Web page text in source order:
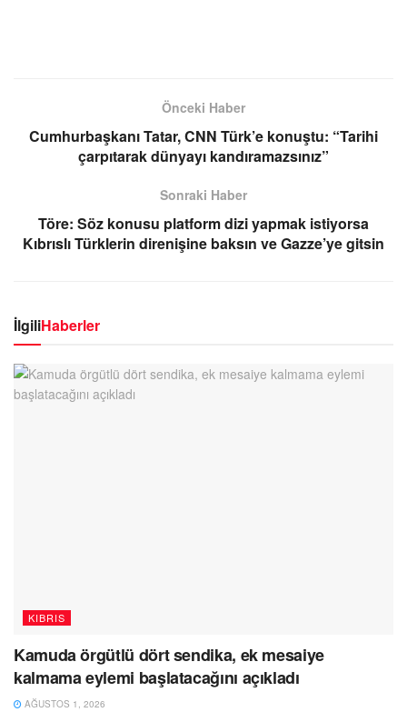
Önceki Haber
Cumhurbaşkanı Tatar, CNN Türk’e konuştu: “Tarihi
çarpıtarak dünyayı kandıramazsınız”
Sonraki Haber
Töre: Söz konusu platform dizi yapmak istiyorsa
Kıbrıslı Türklerin direnişine baksın ve Gazze’ye gitsin
İlgiliHaberler
KIBRIS
Kamuda örgütlü dört sendika, ek mesaiye
kalmama eylemi başlatacağını açıkladı
AĞUSTOS 1, 2026